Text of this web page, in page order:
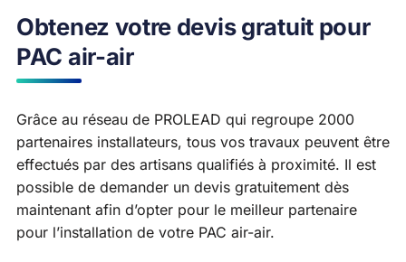
Obtenez votre devis gratuit pour
PAC air-air
Grâce au réseau de PROLEAD qui regroupe 2000
partenaires installateurs, tous vos travaux peuvent être
effectués par des artisans qualifiés à proximité. Il est
possible de demander un devis gratuitement dès
maintenant afin d’opter pour le meilleur partenaire
pour l’installation de votre PAC air-air.